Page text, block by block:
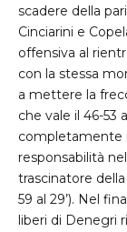
scadere della
Cinciarini e
offensiva al
con la stessa
a mettere la
che vale il 46-53
completamente
responsabilità
trascinatore
59 al 29’). Nel
liberi di Denegri